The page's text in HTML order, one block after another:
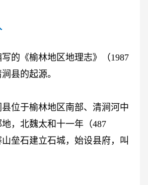
的《榆林地区地理志》（1987
县的起源。
位于榆林地区南部、清涧河中
，北魏太和十一年（487
垒石建立石城，始设县府，叫